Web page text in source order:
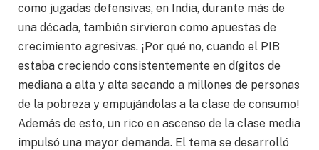
como jugadas defensivas, en India, durante más de
una década, también sirvieron como apuestas de
crecimiento agresivas. ¡Por qué no, cuando el PIB
estaba creciendo consistentemente en dígitos de
mediana a alta y alta sacando a millones de personas
de la pobreza y empujándolas a la clase de consumo!
Además de esto, un rico en ascenso de la clase media
impulsó una mayor demanda. El tema se desarrolló